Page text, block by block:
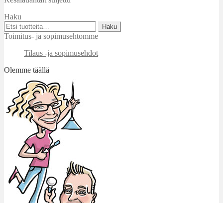
Haku
Etsi:
Haku
Toimitus- ja sopimusehtomme
Tilaus -ja sopimusehdot
Olemme täällä